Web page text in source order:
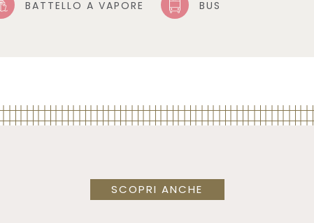
BATTELLO A VAPORE BUS
SCOPRI ANCHE